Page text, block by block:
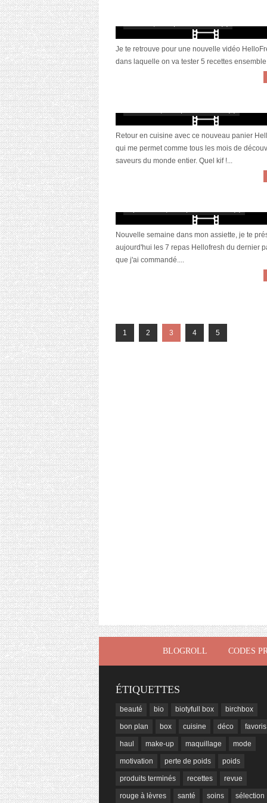
Je te retrouve pour une nouvelle vidéo
dans laquelle on va tester 5 recettes ensemble
Retour en cuisine avec ce nouveau panier
qui me permet comme tous les mois de
saveurs du monde entier. Quel kif !...
Nouvelle semaine dans mon assiette, je te
aujourd'hui les 7 repas Hellofresh du dernier
que j'ai commandé....
1 2 3 4 5
BLOGROLL CODES
ÉTIQUETTES
beauté bio biotyfull box birchbox
bon plan box cuisine déco favoris
haul make-up maquillage mode
motivation perte de poids poids
produits terminés recettes revue
rouge à lèvres santé soins sélection